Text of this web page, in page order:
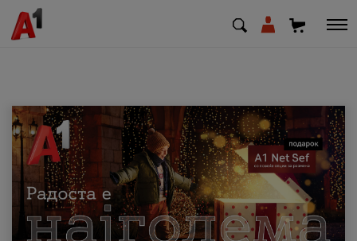
МК EN SQ
Приватни Деловни